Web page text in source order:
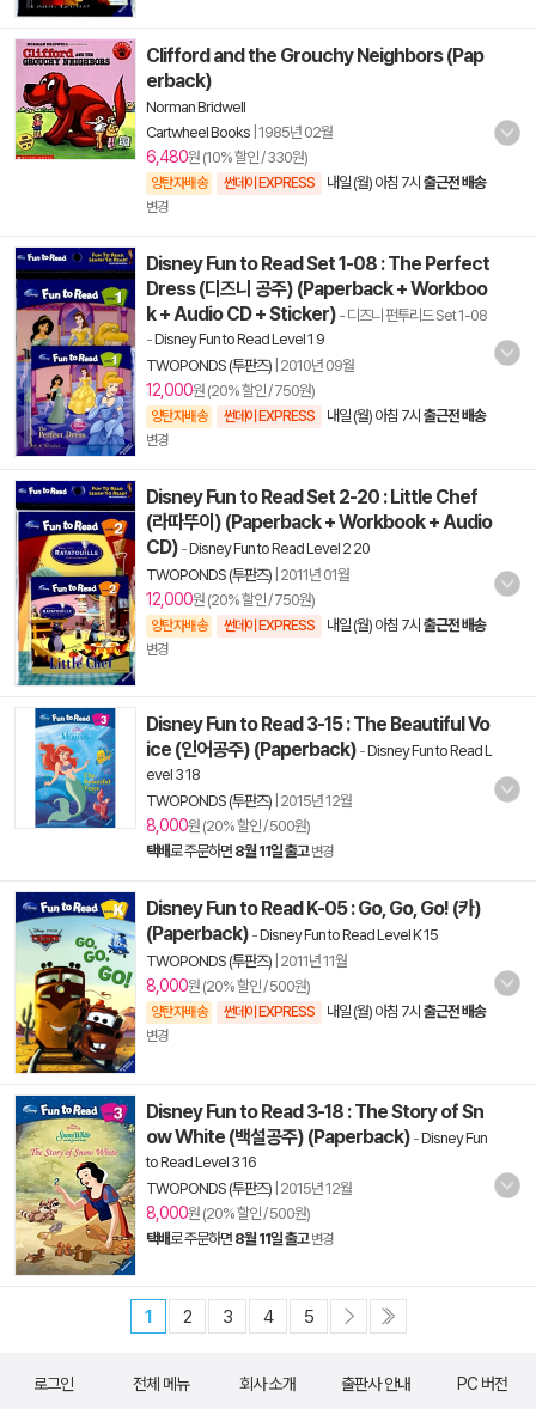
Clifford and the Grouchy Neighbors (Pap
erback)
Norman Bridwell
Cartwheel Books 1985년 02월
6,480원 (10% 할인 / 330원)
양탄자배송 썬데이 EXPRESS 내일 (월) 아침 7시 출근전 배송
변경
Disney Fun to Read Set 1-08 : The Perfect
Dress (디즈니 공주) (Paperback + Workboo
k + Audio CD + Sticker) - 디즈니 펀투리드 Set 1-08
-Disney Fun to Read Level 1 9
TWOPONDS (투판즈) 2010년 09월
12,000원 (20% 할인 / 750원)
양탄자배송 썬데이 EXPRESS 내일 (월) 아침 7시 출근전 배송
변경
Disney Fun to Read Set 2-20 : Little Chef
(라따뚜이) (Paperback + Workbook + Audio
CD) -Disney Fun to Read Level 2 20
TWOPONDS (투판즈) 2011년 01월
12,000원 (20% 할인 / 750원)
양탄자배송 썬데이 EXPRESS 내일 (월) 아침 7시 출근전 배송
변경
Disney Fun to Read 3-15 : The Beautiful Vo
ice (인어공주) (Paperback) -Disney Fun to Read L
evel 3 18
TWOPONDS (투판즈) 2015년 12월
8,000원 (20% 할인 / 500원)
택배로 주문하면 8월 11일 출고 변경
Disney Fun to Read K-05 : Go, Go, Go! (카)
(Paperback) -Disney Fun to Read Level K 15
TWOPONDS (투판즈) 2011년 11월
8,000원 (20% 할인 / 500원)
양탄자배송 썬데이 EXPRESS 내일 (월) 아침 7시 출근전 배송
변경
Disney Fun to Read 3-18 : The Story of Sn
ow White (백설공주) (Paperback) -Disney Fun
to Read Level 3 16
TWOPONDS (투판즈) 2015년 12월
8,000원 (20% 할인 / 500원)
택배로 주문하면 8월 11일 출고 변경
1 2 3 4 5
로그인 전체 메뉴 회사 소개 출판사 안내 PC 버전